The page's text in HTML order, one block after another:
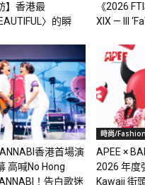
】香港最
〉的瞬
《2026
XIX — III
香港首場演
高喊No Hong
！告白歌迷
時尚/Fashion
APEE ×
2026 年度
Kawaii 街